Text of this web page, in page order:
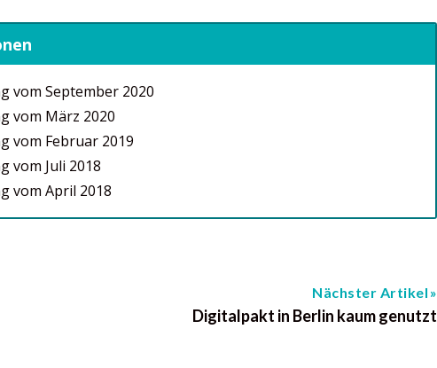
vom September 2020
vom März 2020
vom Februar 2019
vom Juli 2018
vom April 2018
Nächster Artikel
Digitalpakt in Berlin kaum genutzt